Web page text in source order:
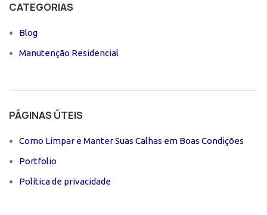
CATEGORIAS
Blog
Manutenção Residencial
PÁGINAS ÚTEIS
Como Limpar e Manter Suas Calhas em Boas Condições
Portfolio
Política de privacidade